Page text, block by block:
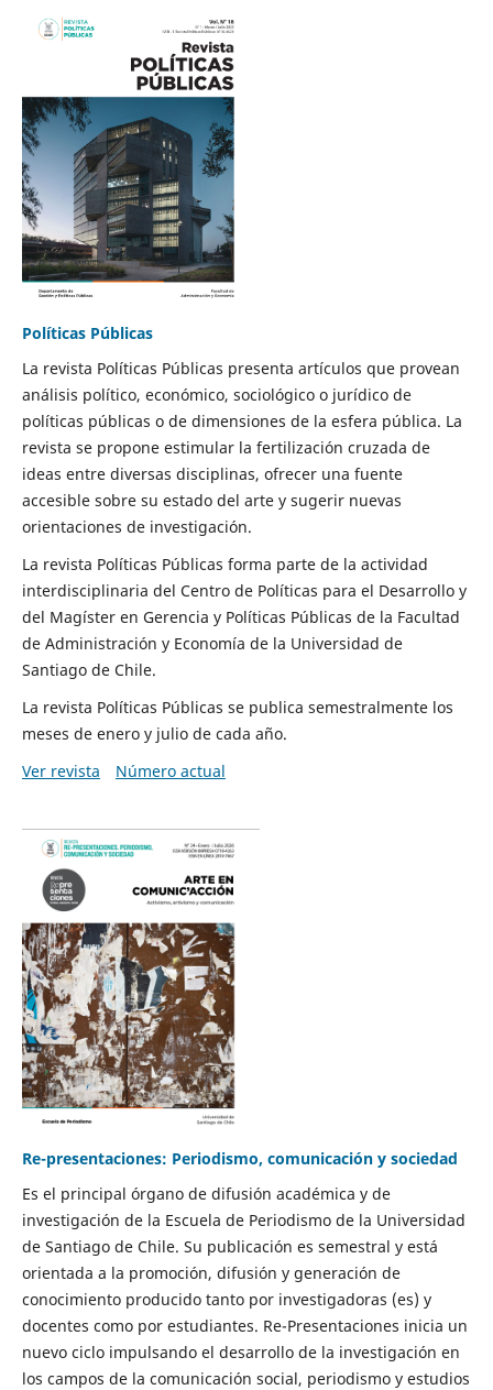
Políticas Públicas
La revista Políticas Públicas presenta artículos que provean
análisis político, económico, sociológico o jurídico de
políticas públicas o de dimensiones de la esfera pública. La
revista se propone estimular la fertilización cruzada de
ideas entre diversas disciplinas, ofrecer una fuente
accesible sobre su estado del arte y sugerir nuevas
orientaciones de investigación.
La revista Políticas Públicas forma parte de la actividad
interdisciplinaria del Centro de Políticas para el Desarrollo y
del Magíster en Gerencia y Políticas Públicas de la Facultad
de Administración y Economía de la Universidad de
Santiago de Chile.
La revista Políticas Públicas se publica semestralmente los
meses de enero y julio de cada año.
Ver revista
Número actual
Re-presentaciones: Periodismo, comunicación y sociedad
Es el principal órgano de difusión académica y de
investigación de la Escuela de Periodismo de la Universidad
de Santiago de Chile. Su publicación es semestral y está
orientada a la promoción, difusión y generación de
conocimiento producido tanto por investigadoras (es) y
docentes como por estudiantes. Re-Presentaciones inicia un
nuevo ciclo impulsando el desarrollo de la investigación en
los campos de la comunicación social, periodismo y estudios